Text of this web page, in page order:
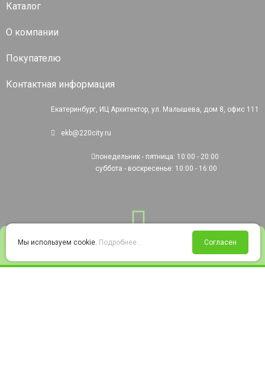
Войти Избранное Корзина
Каталог
О компании
Покупателю
Контактная информация
Екатеринбург, ИЦ Архитектор, ул. Малышева, дом 8, офис 111
ekb@220city.ru
понедельник - пятница: 10:00 - 20:00
суббота - воскресенье: 10:00 - 16:00
Мы используем cookie. Подробнее... Согласен